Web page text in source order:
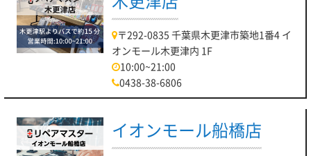
〒292-0835 千葉県木更津市築地1番4 イ
オンモール木更津内 1F
10:00~21:00
0438-38-6806
イオンモール船橋店